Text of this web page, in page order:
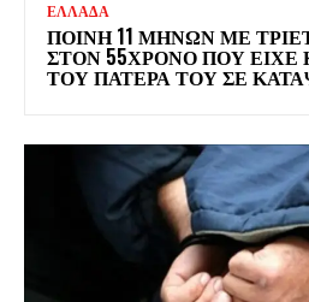
ΕΛΛΑΔΑ
ΠΟΙΝΗ 11 ΜΗΝΩΝ ΜΕ
ΣΤΟΝ 55ΧΡΟΝΟ ΠΟΥ ΕΙΧΕ
ΤΟΥ ΠΑΤΕΡΑ ΤΟΥ ΣΕ